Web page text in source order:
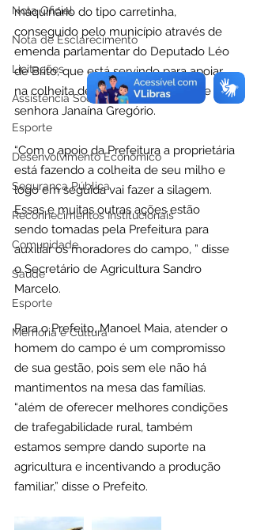
Nota Oficial
Nota de Esclarecimento
Licitações
Assistência Social
Esporte
Desenvolvimento Econômico
Segurança Pública
Reconhecimentos Institucionais
Comunidade
Saúde
Esporte
Memória e Cultura
maquinário do tipo carretinha,
conseguido pelo município através de
emenda parlamentar do Deputado Léo
de Brito, que está servindo para apoiar
na colheita de grãos na propriedade da
senhora Janaína Gregório.
“Com o apoio da Prefeitura a proprietária
está fazendo a colheita de seu milho e
logo em seguida vai fazer a silagem.
Essas e muitas outras ações estão
sendo tomadas pela Prefeitura para
auxiliar os moradores do campo, ” disse
o Secretário de Agricultura Sandro
Marcelo.
Para o Prefeito, Manoel Maia, atender o
homem do campo é um compromisso
de sua gestão, pois sem ele não há
mantimentos na mesa das famílias.
“além de oferecer melhores condições
de trafegabilidade rural, também
estamos sempre dando suporte na
agricultura e incentivando a produção
familiar,” disse o Prefeito.